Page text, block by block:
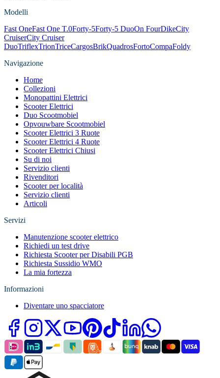
Modelli
Fast OneFast One T.0Forty-5Forty-5 DuoOn FourDikeCity
CruiserCity Cruiser
DuoTriflexTrionTriceCargosBrikQuadrosFortoCompaFoldy
Navigazione
Home
Collezioni
Monopattini Elettrici
Scooter Elettrici
Duo Scootmobiel
Opvouwbare Scootmobiel
Scooter Elettrici 3 Ruote
Scooter Elettrici 4 Ruote
Scooter Elettrici Chiusi
Su di noi
Servizio clienti
Rivenditori
Scooter per località
Servizio clienti
Articoli
Servizi
Manutenzione scooter elettrico
Richiedi un test drive
Richiesta Scooter per Disabili PGB
Richiesta Sussidio WMO
La mia fortezza
Informazioni
Diventare uno spacciatore